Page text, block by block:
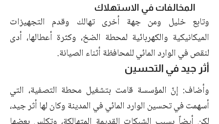
المخالفات في الاستهلاك
وتابع خليل ومن جهة أخرى تهالك وقدم التجهيزات
الميكانيكية والكهربائية لمحطة الضخ، وكثرة أعطالها، أدى
لنقص في الوارد المائي للمحافظة أثناء الصيانة.
أثر جيد في التحسين
وأضاف: إنّ المؤسسة قامت بتشغيل محطة التصفية، التي
أسهمت في تحسين الوارد المائي في المدينة وكان لها أثر جيد،